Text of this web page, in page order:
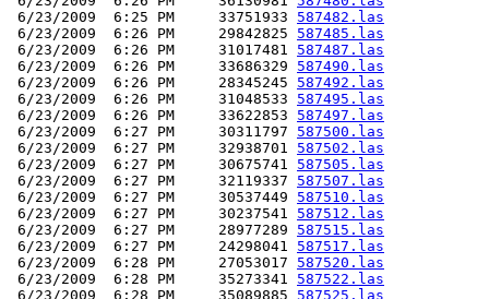
6/23/2009  6:25 PM     33751933 587482.las
6/23/2009  6:26 PM     29842825 587485.las
6/23/2009  6:26 PM     31017481 587487.las
6/23/2009  6:26 PM     33686329 587490.las
6/23/2009  6:26 PM     28345245 587492.las
6/23/2009  6:26 PM     31048533 587495.las
6/23/2009  6:26 PM     33622853 587497.las
6/23/2009  6:27 PM     30311797 587500.las
6/23/2009  6:27 PM     32938701 587502.las
6/23/2009  6:27 PM     30675741 587505.las
6/23/2009  6:27 PM     32119337 587507.las
6/23/2009  6:27 PM     30537449 587510.las
6/23/2009  6:27 PM     30237541 587512.las
6/23/2009  6:27 PM     28977289 587515.las
6/23/2009  6:27 PM     24298041 587517.las
6/23/2009  6:28 PM     27053017 587520.las
6/23/2009  6:28 PM     35273341 587522.las
6/23/2009  6:28 PM     35089885 587525.las